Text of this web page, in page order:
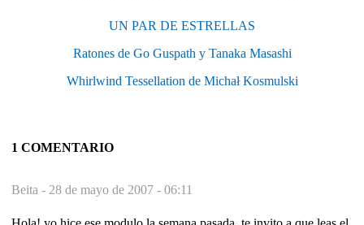
UN PAR DE ESTRELLAS
Ratones de Go Guspath y Tanaka Masashi
Whirlwind Tessellation de Michał Kosmulski
1 COMENTARIO
Beita - 28 de mayo de 2007 - 06:11